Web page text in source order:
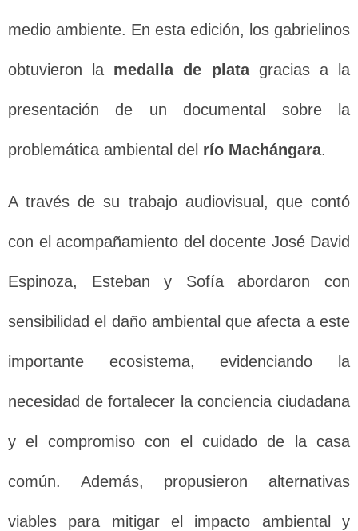
medio ambiente. En esta edición, los gabrielinos
obtuvieron la medalla de platagracias a la
presentación de un documental sobre la
problemática ambiental del río Machángara.
A través de su trabajo audiovisual, que contó
con el acompañamiento del docente José David
Espinoza, Esteban y Sofía abordaron con
sensibilidad el daño ambiental que afecta a este
importante ecosistema, evidenciando la
necesidad de fortalecer la conciencia ciudadana
y el compromiso con el cuidado de la casa
común. Además, propusieron alternativas
viables para mitigar el impacto ambiental y